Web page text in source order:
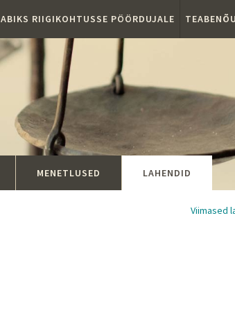
ABIKS RIIGIKOHTUSSE PÖÖRDUJALE
MENETLUSED LAHENDID
Viimased